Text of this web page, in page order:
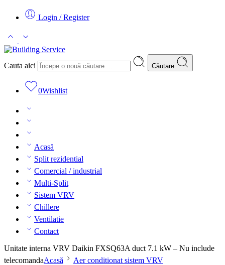
Login / Register
Cauta aici Căutare
0Wishlist
Acasă
Split rezidential
Comercial / industrial
Multi-Split
Sistem VRV
Chillere
Ventilatie
Contact
Unitate interna VRV Daikin FXSQ63A duct 7.1 kW – Nu include
telecomandaAcasă Aer conditionat sistem VRV